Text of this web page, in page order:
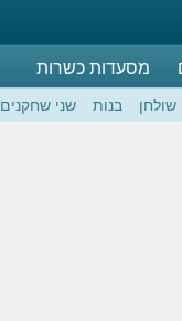
מסעדות כשרות
שולחן בנות שני שחקנים